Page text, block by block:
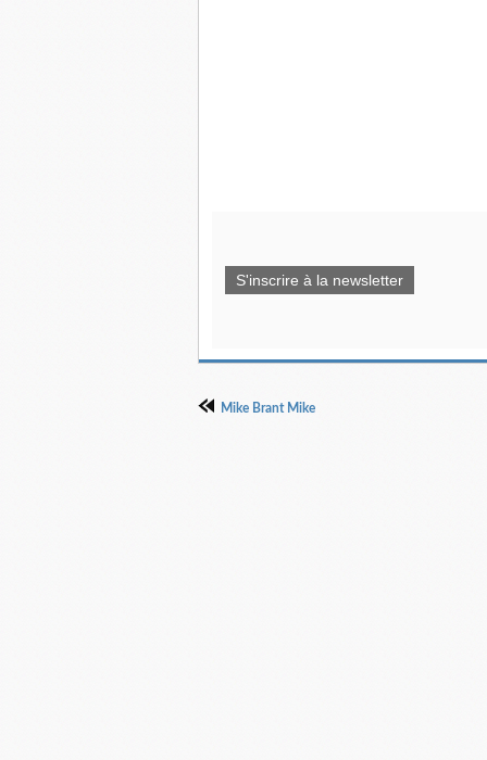
S'inscrire à la newsletter
Mike Brant Mike